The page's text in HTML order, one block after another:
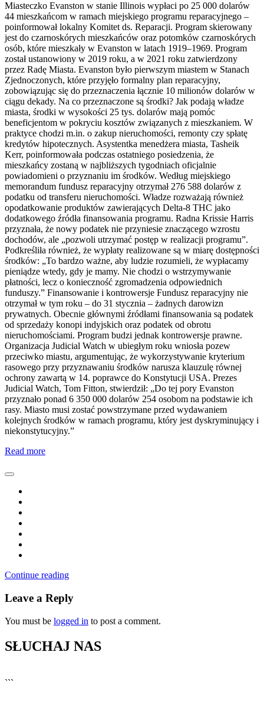
Miasteczko Evanston w stanie Illinois wypłaci po 25 000 dolarów
44 mieszkańcom w ramach miejskiego programu reparacyjnego –
poinformował lokalny Komitet ds. Reparacji. Program skierowany
jest do czarnoskórych mieszkańców oraz potomków czarnoskórych
osób, które mieszkały w Evanston w latach 1919–1969. Program
został ustanowiony w 2019 roku, a w 2021 roku zatwierdzony
przez Radę Miasta. Evanston było pierwszym miastem w Stanach
Zjednoczonych, które przyjęło formalny plan reparacyjny,
zobowiązując się do przeznaczenia łącznie 10 milionów dolarów w
ciągu dekady. Na co przeznaczone są środki? Jak podają władze
miasta, środki w wysokości 25 tys. dolarów mają pomóc
beneficjentom w pokryciu kosztów związanych z mieszkaniem. W
praktyce chodzi m.in. o zakup nieruchomości, remonty czy spłatę
kredytów hipotecznych. Asystentka menedżera miasta, Tasheik
Kerr, poinformowała podczas ostatniego posiedzenia, że
mieszkańcy zostaną w najbliższych tygodniach oficjalnie
powiadomieni o przyznaniu im środków. Według miejskiego
memorandum fundusz reparacyjny otrzymał 276 588 dolarów z
podatku od transferu nieruchomości. Władze rozważają również
opodatkowanie produktów zawierających Delta-8 THC jako
dodatkowego źródła finansowania programu. Radna Krissie Harris
przyznała, że nowy podatek nie przyniesie znaczącego wzrostu
dochodów, ale „pozwoli utrzymać postęp w realizacji programu”.
Podkreśliła również, że wypłaty realizowane są w miarę dostępności
środków: „To bardzo ważne, aby ludzie rozumieli, że wypłacamy
pieniądze wtedy, gdy je mamy. Nie chodzi o wstrzymywanie
płatności, lecz o konieczność zgromadzenia odpowiednich
funduszy.” Finansowanie i kontrowersje Fundusz reparacyjny nie
otrzymał w tym roku – do 31 stycznia – żadnych darowizn
prywatnych. Obecnie głównymi źródłami finansowania są podatek
od sprzedaży konopi indyjskich oraz podatek od obrotu
nieruchomościami. Program budzi jednak kontrowersje prawne.
Organizacja Judicial Watch w ubiegłym roku wniosła pozew
przeciwko miastu, argumentując, że wykorzystywanie kryterium
rasowego przy przyznawaniu środków narusza klauzulę równej
ochrony zawartą w 14. poprawce do Konstytucji USA. Prezes
Judicial Watch, Tom Fitton, stwierdził: „Do tej pory Evanston
przyznało ponad 6 350 000 dolarów 254 osobom na podstawie ich
rasy. Miasto musi zostać powstrzymane przed wydawaniem
kolejnych środków w ramach programu, który jest dyskryminujący i
niekonstytucyjny.”
Read more
Continue reading
Leave a Reply
You must be logged in to post a comment.
SŁUCHAJ NAS
```